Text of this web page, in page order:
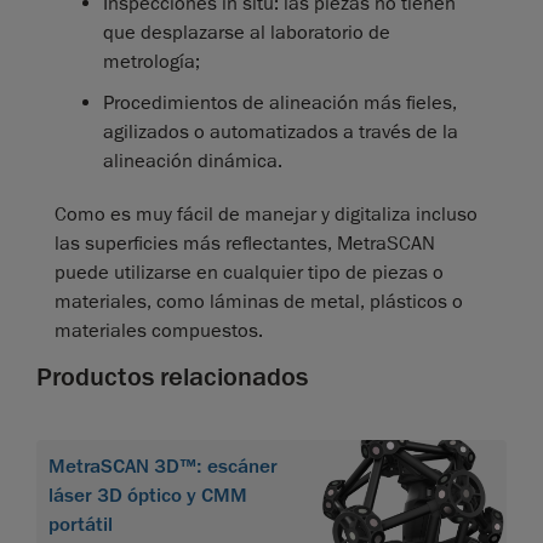
que desplazarse al laboratorio de
metrología;
Procedimientos de alineación más fieles,
agilizados o automatizados a través de la
alineación dinámica.
Como es muy fácil de manejar y digitaliza incluso
las superficies más reflectantes, MetraSCAN
puede utilizarse en cualquier tipo de piezas o
materiales, como láminas de metal, plásticos o
materiales compuestos.
Productos relacionados
MetraSCAN 3D™: escáner
láser 3D óptico y CMM
portátil